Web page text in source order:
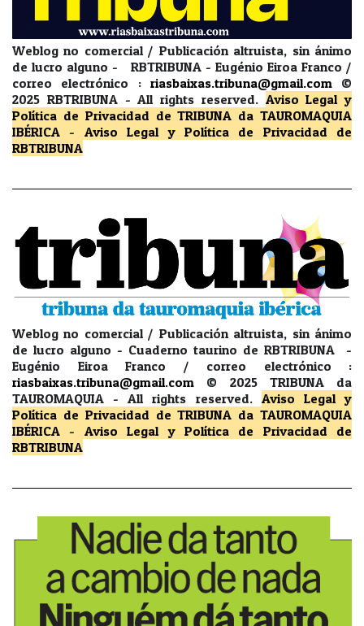
Weblog no comercial / Publicación altruista, sin ánimo
de lucro alguno - RBTRIBUNA - Eugénio Eiroa Franco /
correo electrónico : riasbaixas.tribuna@gmail.com
©
2025 RBTRIBUNA -All rights reserved. Aviso Legal y
Política de Privacidad de TRIBUNA da TAUROMAQUIA
IBÉRICA - Aviso Legal y Política de Privacidad
de
RBTRIBUNA
Weblog no comercial / Publicación altruista, sin ánimo
de lucro alguno - Cuaderno taurino de RBTRIBUNA -
Eugénio Eiroa Franco / correo electrónico :
riasbaixas.tribuna@gmail.com
© 2025 TRIBUNA da
TAUROMAQUIA -All rights reserved. Aviso Legal y
Política de Privacidad de TRIBUNA da TAUROMAQUIA
IBÉRICA - Aviso Legal y Política de Privacidad
de
RBTRIBUNA